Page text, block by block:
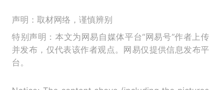
声明：取材网络，谨慎辨别
特别声明：本文为网易自媒体平台“网易号”作者上传
并发布，仅代表该作者观点。网易仅提供信息发布平
台。